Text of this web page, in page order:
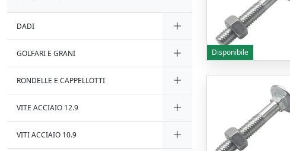
DADI
GOLFARI E GRANI
RONDELLE E CAPPELLOTTI
VITE ACCIAIO 12.9
VITI ACCIAIO 10.9
Disponibile